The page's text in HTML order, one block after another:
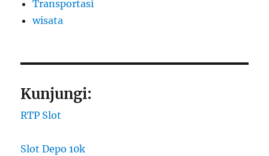
Transportasi
wisata
Kunjungi:
RTP Slot
Slot Depo 10k